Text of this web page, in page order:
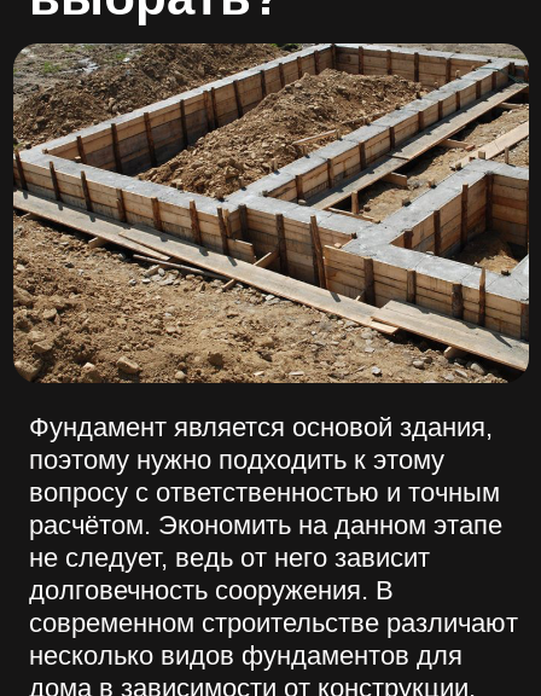
Фундамент является основой здания,
поэтому нужно подходить к этому
вопросу с ответственностью и точным
расчётом. Экономить на данном этапе
не следует, ведь от него зависит
долговечность сооружения. В
современном строительстве различают
несколько видов фундаментов для
технологии и использования.
Ленточный фундамент является самым
распространённым видом в связи с
доступной возможностью его
обустроить на любых типах грунта. Он
представляет собой железобетонную
ленту, проложенную по всему
периметру будущего здания. Его
используют при постройке подвала,
бани, забора вокруг загородного
участка, гаража под домом.